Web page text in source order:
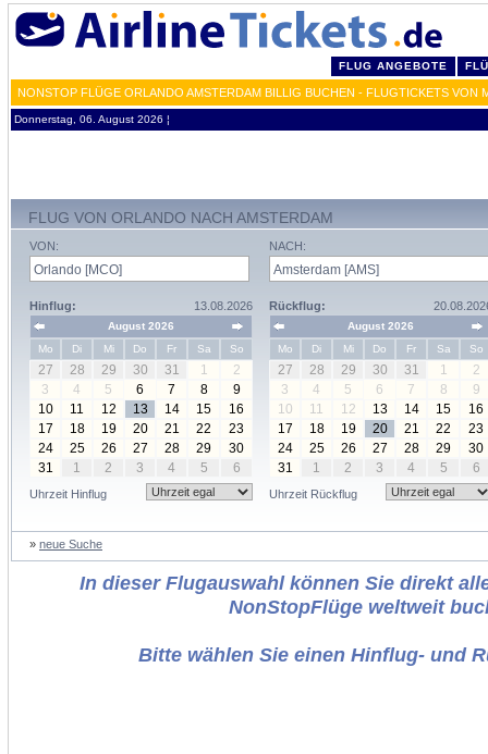
FLUG ANGEBOTE
NONSTOP FLÜGE ORLANDO AMSTERDAM BILLIG BUCHEN - FLUGTICKETS VON
Donnerstag, 06. August 2026 ¦
FLUG VON ORLANDO NACH AMSTERDAM
VON:
Hinflug: 13.08.2026
August 2026
Mo
Di Mi Do Fr Sa So
27 28 29 30 31 1
2
3
4 5 6 7 8
9
10
11 12 13 14 15
16
17
18 19 20 21 22
23
24
25 26 27 28 29
30
31
1 2 3 4 5 6
Uhrzeit Hinflug
NACH:
Rückflug:
August 2026
Mo
Di Mi Do Fr Sa So
27 28 29 30 31 1
2
3
4 5 6 7 8
9
10
11 12 13 14 15
16
17
18 19 20 21 22
23
24
25 26 27 28 29
30
31
1 2 3 4 5 6
Uhrzeit Rückflug
» neue Suche
In dieser Flugauswahl können Sie direkt
NonStopFlüge weltweit
Bitte wählen Sie einen Hinflug- und